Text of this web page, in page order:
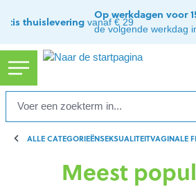
thuislevering vanaf € 29
Op werkdagen voor
de volgende werkdag
ALLE CATEGORIEËNSEKSUALITEITVAGINALE
Meest